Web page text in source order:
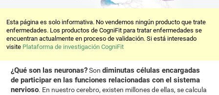
Esta página es solo informativa. No vendemos ningún producto que trate
enfermedades. Los productos de CogniFit para tratar enfermedades se
encuentran actualmente en proceso de validación. Si está interesado
visite Plataforma de investigación CogniFit
¿Qué son las neuronas?Sondiminutas células encargadas
de participar en las funciones relacionadas con el sistema
nervioso. En nuestro cerebro, existen millones de ellas, se calcula